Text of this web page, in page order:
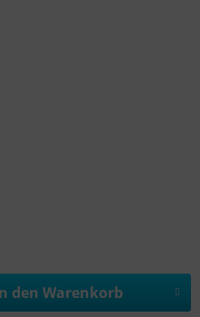
den Warenkorb